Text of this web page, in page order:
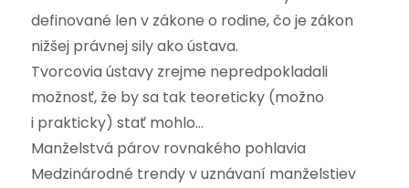
definované len v zákone o rodine, čo je zákon
nižšej právnej sily ako ústava.
Tvorcovia ústavy zrejme nepredpokladali
možnosť, že by sa tak teoreticky (možno
i prakticky) stať mohlo…
Manželstvá párov rovnakého pohlavia
Medzinárodné trendy v uznávaní manželstiev